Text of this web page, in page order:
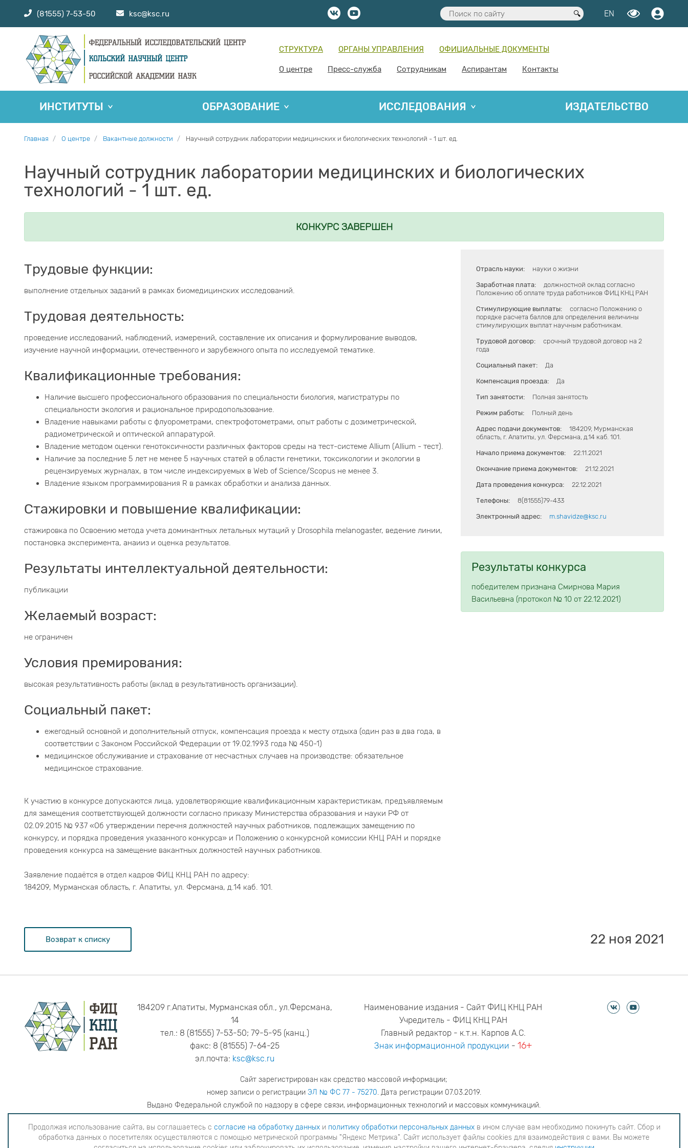
(81555) 7-53-50 ksc@ksc.ru EN
СТРУКТУРА ОРГАНЫ УПРАВЛЕНИЯ ОФИЦИАЛЬНЫЕ ДОКУМЕНТЫ
О центре Пресс-служба Сотрудникам Аспирантам Контакты
ИНСТИТУТЫ ОБРАЗОВАНИЕ ИССЛЕДОВАНИЯ ИЗДАТЕЛЬСТВО
Главная О центре Вакантные должности Научный сотрудник лаборатории медицинских и биологических технологий - 1 шт. ед.
Научный сотрудник лаборатории медицинских и биологических
технологий - 1 шт. ед.
КОНКУРС ЗАВЕРШЕН
Трудовые функции:
выполнение отдельных заданий в рамках биомедицинских исследований.
Трудовая деятельность:
проведение исследований, наблюдений, измерений, составление их описания и формулирование выводов,
изучение научной информации, отечественного и зарубежного опыта по исследуемой тематике.
Квалификационные требования:
Наличие высшего профессионального образования по специальности биология, магистратуры по
специальности экология и рациональное природопользование.
Владение навыками работы с флуорометрами, спектрофотометрами, опыт работы с дозиметрической,
радиометрической и оптической аппаратурой.
Владение методом оценки генотоксичности различных факторов среды на тест-системе Allium (Allium - тест).
Наличие за последние 5 лет не менее 5 научных статей в области генетики, токсикологии и экологии в
рецензируемых журналах, в том числе индексируемых в Web of Science/Scopus не менее 3.
Владение языком программирования R в рамках обработки и анализа данных.
Стажировки и повышение квалификации:
стажировка по Освоению метода учета доминантных летальных мутаций у Drosophila melanogaster, ведение линии,
постановка эксперимента, анаииз и оценка результатов.
Результаты интеллектуальной деятельности:
публикации
Желаемый возраст:
не ограничен
Условия премирования:
высокая результативность работы (вклад в результативность организации).
Социальный пакет:
ежегодный основной и дополнительный отпуск, компенсация проезда к месту отдыха (один раз в два года, в
соответствии с Законом Российской Федерации от 19.02.1993 года № 450-1)
медицинское обслуживание и страхование от несчастных случаев на производстве: обязательное
медицинское страхование.
К участию в конкурсе допускаются лица, удовлетворяющие квалификационным характеристикам, предъявляемым
для замещения соответствующей должности согласно приказу Министерства образования и науки РФ от
02.09.2015 № 937 «Об утверждении перечня должностей научных работников, подлежащих замещению по
конкурсу, и порядка проведения указанного конкурса» и Положению о конкурсной комиссии КНЦ РАН и порядке
проведения конкурса на замещение вакантных должностей научных работников.
Заявление подаётся в отдел кадров ФИЦ КНЦ РАН по адресу:
184209, Мурманская область, г. Апатиты, ул. Ферсмана, д.14 каб. 101.
Отрасль науки: науки о жизни
Заработная плата:
должностной оклад согласно
Положению об оплате труда работников ФИЦ КНЦ РАН
Стимулирующие выплаты:
согласно Положению о
порядке расчета баллов для определения величины
стимулирующих выплат научным работникам.
Трудовой договор:
срочный трудовой договор на 2
года
Социальный пакет: Да
Компенсация проезда: Да
Тип занятости: Полная занятость
Режим работы: Полный день
Адрес подачи документов:
184209, Мурманская
область, г. Апатиты, ул. Ферсмана, д.14 каб. 101.
Начало приема документов: 22.11.2021
Окончание приема документов: 21.12.2021
Дата проведения конкурса: 22.12.2021
Телефоны: 8(81555)79-433
Электронный адрес: m.shavidze@ksc.ru
Результаты конкурса
победителем признана Смирнова Мария
Васильевна (протокол № 10 от 22.12.2021)
Возврат к списку 22 ноя 2021
184209 г.Апатиты, Мурманская обл., ул.Ферсмана,
14
тел.: 8 (81555) 7-53-50; 79-5-95 (канц.)
факс: 8 (81555) 7-64-25
эл.почта: ksc@ksc.ru
Наименование издания - Сайт ФИЦ КНЦ РАН
Учредитель - ФИЦ КНЦ РАН
Главный редактор - к.т.н. Карпов А.С.
Знак информационной продукции -16+
Сайт зарегистрирован как средство массовой информации;
номер записи о регистрации ЭЛ № ФС 77 - 75270. Дата регистрации 07.03.2019.
Выдано Федеральной службой по надзору в сфере связи, информационных технологий и массовых коммуникаций.
адрес редакцииya.stogova@ksc.ru телефон редакции81555-79-516
Продолжая использование сайта, вы соглашаетесь с согласие на обработку данных в ином случае вам необходимо покинуть сайт. Сбор и обработка
Продолжая использование сайта, вы соглашаетесь с согласие на обработку данныхи политику обработки персональных данныхв ином случае вам необходимо покинуть сайт. Сбор и
обработка данных о посетителях осуществляются с помощью метрической программы "Яндекс Метрика". Сайт использует файлы cookies для взаимодействия с вами. Вы можете